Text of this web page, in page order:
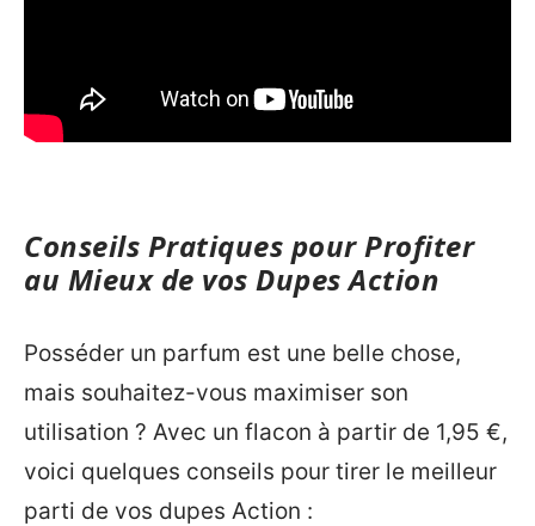
Conseils Pratiques pour Profiter
au Mieux de vos Dupes Action
Posséder un parfum est une belle chose,
mais souhaitez-vous maximiser son
utilisation ? Avec un flacon à partir de 1,95 €,
voici quelques conseils pour tirer le meilleur
parti de vos dupes Action :